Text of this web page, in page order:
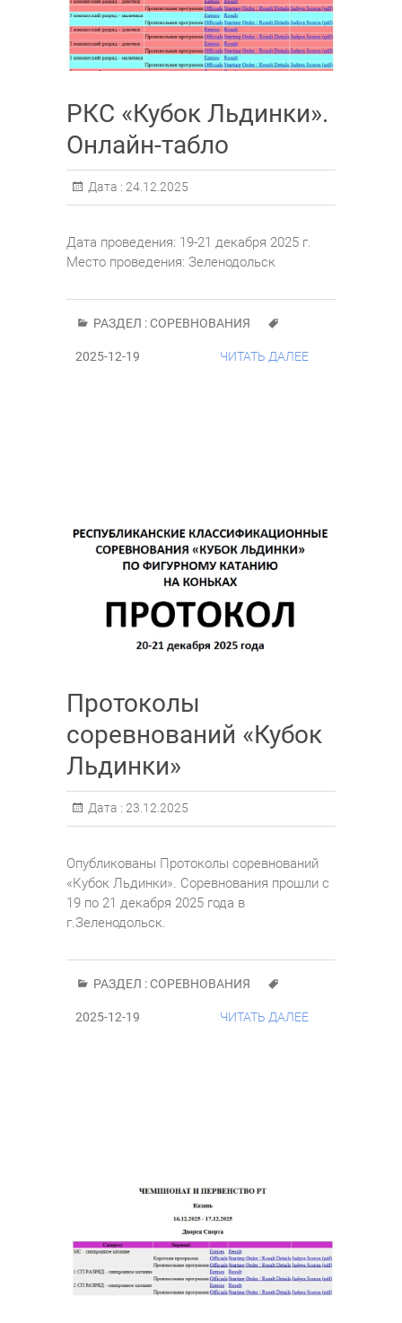
РКС «Кубок Льдинки».
Онлайн-табло
Дата : 24.12.2025
Дата проведения: 19-21 декабря 2025 г.
Место проведения: Зеленодольск
РАЗДЕЛ :СОРЕВНОВАНИЯ
2025-12-19 ЧИТАТЬ ДАЛЕЕ
Протоколы
соревнований «Кубок
Льдинки»
Дата : 23.12.2025
Опубликованы Протоколы соревнований
«Кубок Льдинки». Соревнования прошли с
19 по 21 декабря 2025 года в
г.Зеленодольск.
РАЗДЕЛ :СОРЕВНОВАНИЯ
2025-12-19 ЧИТАТЬ ДАЛЕЕ